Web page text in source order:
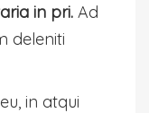
in pri. Ad
deleniti
in atqui